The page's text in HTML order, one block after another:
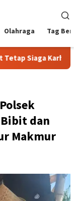
Olahraga Tag
Karhutla di
dan
Makmur